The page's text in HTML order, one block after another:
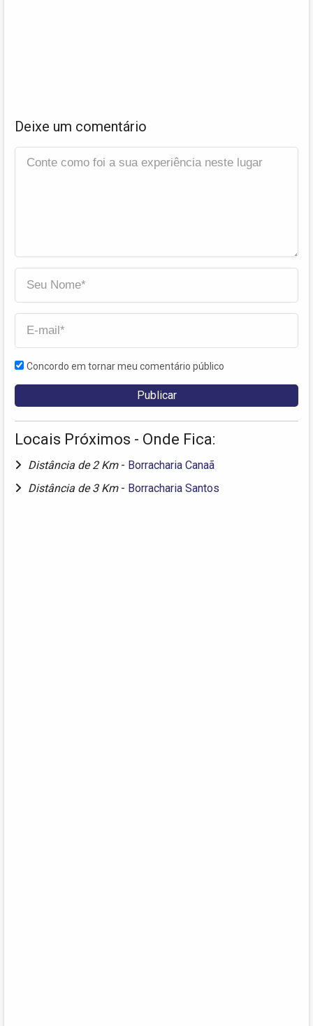
Deixe um comentário
Concordo em tornar meu comentário público
Locais Próximos - Onde Fica:
Distância de 2 Km - Borracharia Canaã
Distância de 3 Km - Borracharia Santos